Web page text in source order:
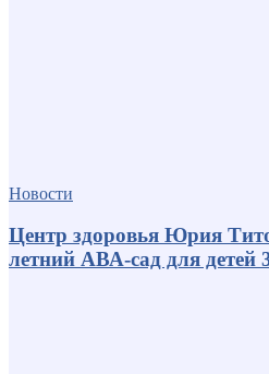
Новости
Центр здоровья Юрия
летний АВА-сад для детей